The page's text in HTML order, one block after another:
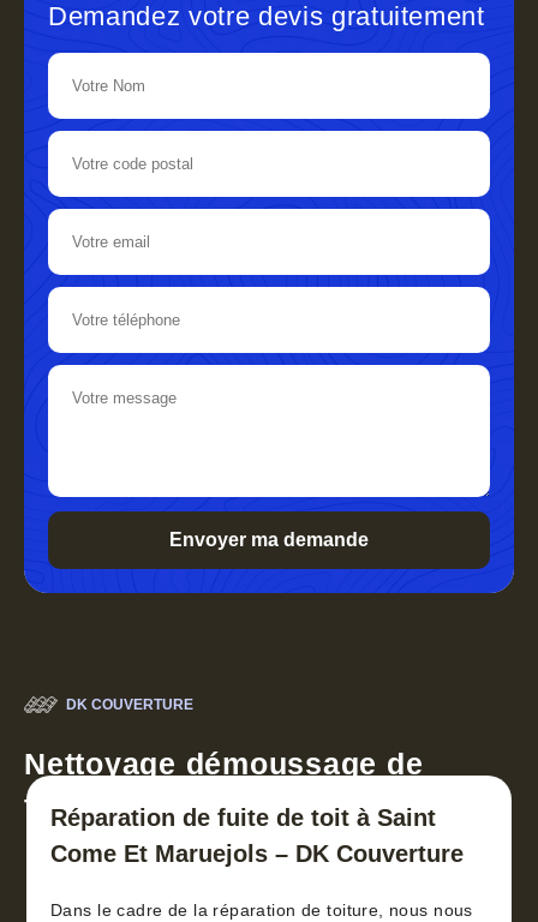
Demandez votre devis gratuitement
DK COUVERTURE
Nettoyage démoussage de
toiture 30
Réparation de fuite de toit à Saint
Come Et Maruejols – DK Couverture
Dans le cadre de la réparation de toiture, nous nous